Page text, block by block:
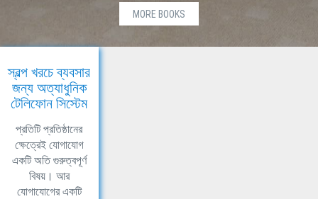
MORE BOOKS
স্বল্প খরচে ব্যবসার
জন্য অত্যাধুনিক
টেলিফোন সিস্টেম
প্রতিটি প্রতিষ্ঠানের
ক্ষেত্রেই যোগাযোগ
একটি অতি গুরুত্বপূর্ণ
বিষয়। আর
যোগাযোগের একটি